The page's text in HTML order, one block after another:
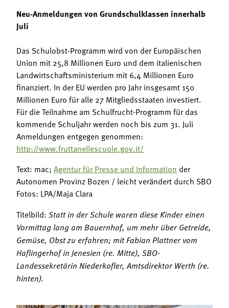
Neu-Anmeldungen von Grundschulklassen innerhalb
Juli
Das Schulobst-Programm wird von der Europäischen
Union mit 25,8 Millionen Euro und dem italienischen
Landwirtschaftsministerium mit 6,4 Millionen Euro
finanziert. In der EU werden pro Jahr insgesamt 150
Millionen Euro für alle 27 Mitgliedsstaaten investiert.
Für die Teilnahme am Schulfrucht-Programm für das
kommende Schuljahr werden noch bis zum 31. Juli
Anmeldungen entgegen genommen:
http://www.fruttanellescuole.gov.it/
Text: mac; Agentur für Presse und Information der
Autonomen Provinz Bozen / leicht verändert durch SBO
Fotos: LPA/Maja Clara
Titelbild: Statt in der Schule waren diese Kinder einen
Vormittag lang am Bauernhof, um mehr über Getreide,
Gemüse, Obst zu erfahren; mit Fabian Plattner vom
Haflingerhof in Jenesien (re. Mitte), SBO-
Landessekretärin Niederkofler, Amtsdirektor Werth (re.
hinten).